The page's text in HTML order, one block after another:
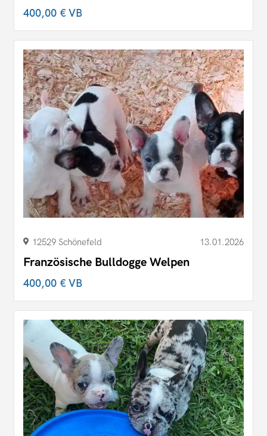
400,00 €VB
12529 Schönefeld 13.01.2026
Französische Bulldogge Welpen
400,00 €VB